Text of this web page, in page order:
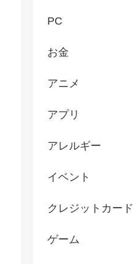
PC
お金
アニメ
アプリ
アレルギー
イベント
クレジットカード
ゲーム